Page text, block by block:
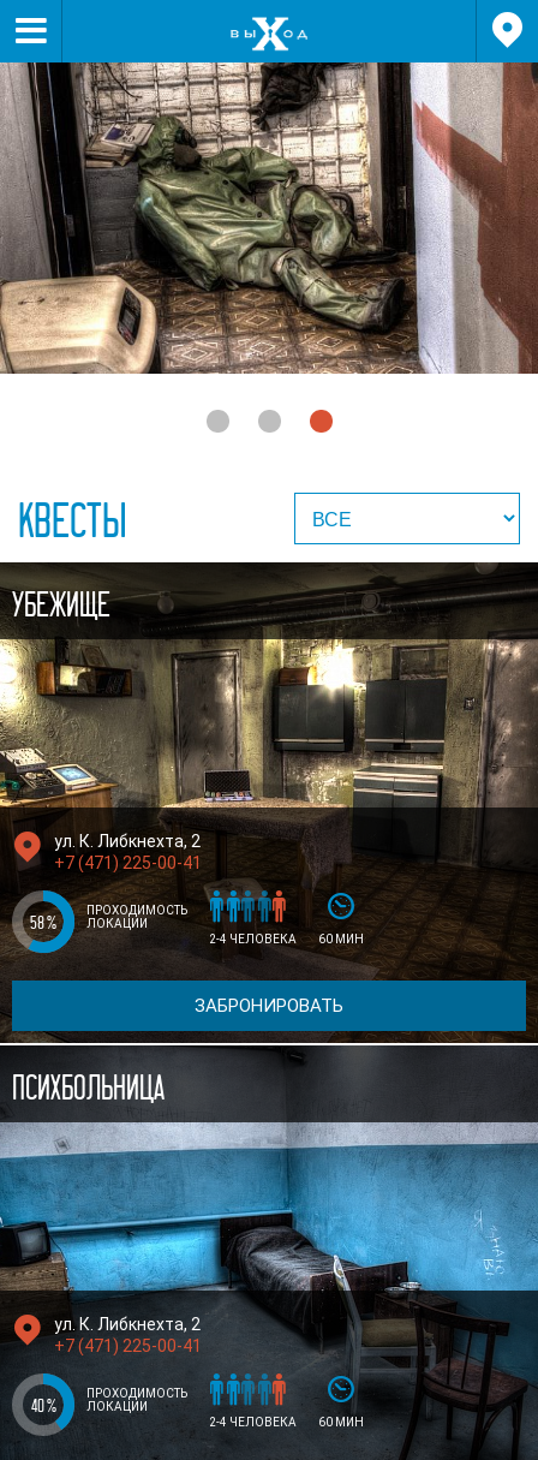
 
КВЕСТЫ
Убежище

ул. К. Либкнехта, 2
+7 (471) 225-00-41
58%
ПРОХОДИМОСТЬ
ЛОКАЦИИ

2-4 ЧЕЛОВЕКА

60 МИН
ЗАБРОНИРОВАТЬ
Психбольница

ул. К. Либкнехта, 2
+7 (471) 225-00-41
40%
ПРОХОДИМОСТЬ
ЛОКАЦИИ

2-4 ЧЕЛОВЕКА

60 МИН